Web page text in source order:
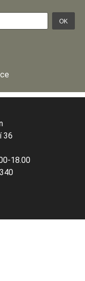
OK
36
18.00